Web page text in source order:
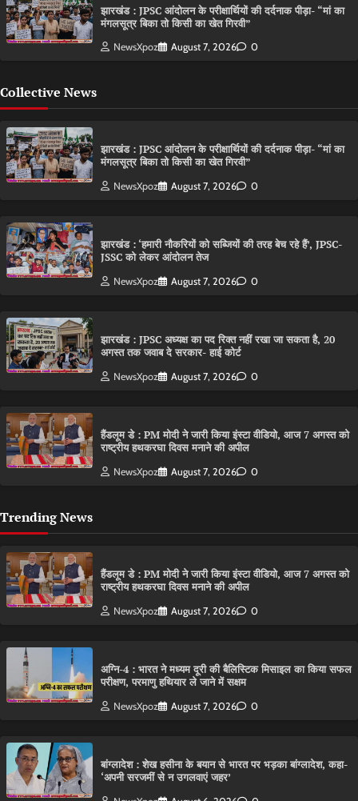
झारखंड : JPSC आंदोलन के परीक्षार्थियों की दर्दनाक पीड़ा- “मां का
मंगलसूत्र बिका तो किसी का खेत गिरवी”
NewsXpoz August 7, 2026 0
Collective News
झारखंड : JPSC आंदोलन के परीक्षार्थियों की दर्दनाक पीड़ा- “मां का
मंगलसूत्र बिका तो किसी का खेत गिरवी”
NewsXpoz August 7, 2026 0
झारखंड : ‘हमारी नौकरियों को सब्जियों की तरह बेच रहे हैं’, JPSC-
JSSC को लेकर आंदोलन तेज
NewsXpoz August 7, 2026 0
झारखंड : JPSC अध्यक्ष का पद रिक्त नहीं रखा जा सकता है, 20
अगस्त तक जवाब दे सरकार- हाई कोर्ट
NewsXpoz August 7, 2026 0
हैंडलूम डे : PM मोदी ने जारी किया इंस्टा वीडियो, आज 7 अगस्त को
राष्ट्रीय हथकरघा दिवस मनाने की अपील
NewsXpoz August 7, 2026 0
Trending News
हैंडलूम डे : PM मोदी ने जारी किया इंस्टा वीडियो, आज 7 अगस्त को
राष्ट्रीय हथकरघा दिवस मनाने की अपील
NewsXpoz August 7, 2026 0
अग्नि-4 : भारत ने मध्यम दूरी की बैलिस्टिक मिसाइल का किया सफल
परीक्षण, परमाणु हथियार ले जाने में सक्षम
NewsXpoz August 7, 2026 0
बांग्लादेश : शेख हसीना के बयान से भारत पर भड़का बांग्लादेश, कहा-
‘अपनी सरजमीं से न उगलवाएं जहर’